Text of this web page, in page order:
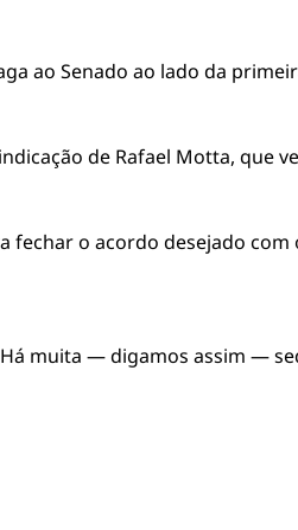
ao Senado ao lado da
de Rafael Motta, que
o acordo desejado com
muita — digamos assim —